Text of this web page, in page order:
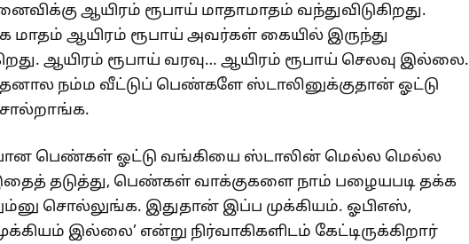
ஆயிரம் ரூபாய் மாதாமாதம் வந்துவிடுகிறது.
மாதம் ஆயிரம் ரூபாய் அவர்கள் கையில் இருந்து
ஆயிரம் ரூபாய் வரவு… ஆயிரம் ரூபாய் செலவு இல்லை.
நம்ம வீட்டுப் பெண்களே ஸ்டாலினுக்குதான் ஓட்டு
பெண்கள் ஓட்டு வங்கியை ஸ்டாலின் மெல்ல மெல்ல
தடுத்து, பெண்கள் வாக்குகளை நாம் பழையபடி தக்க
சொல்லுங்க. இதுதான் இப்ப முக்கியம். ஓபிஎஸ்,
இல்லை’ என்று நிர்வாகிகளிடம் கேட்டிருக்கிறார்